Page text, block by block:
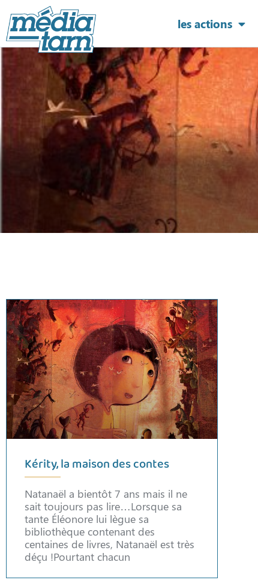
les actions
Kérity, la maison des contes
Natanaël a bientôt 7 ans mais il ne
sait toujours pas lire…Lorsque sa
tante Éléonore lui lègue sa
bibliothèque contenant des
centaines de livres, Natanaël est très
déçu !Pourtant chacun